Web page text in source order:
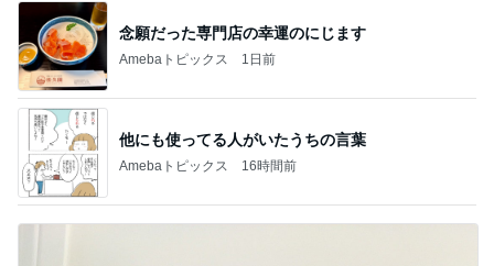
念願だった専門店の幸運のにじます
Amebaトピックス 1日前
他にも使ってる人がいたうちの言葉
Amebaトピックス 16時間前